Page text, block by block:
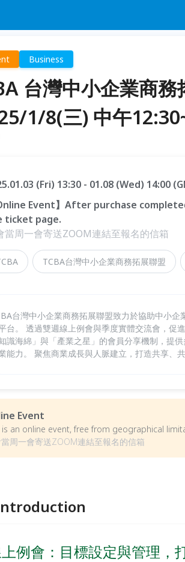
Business
台灣中小企業商
1/8(三) 中午
(Fri) 13:30 - 01.08 (Wed) 14:00
Online Event】After purchase
ticket page.
當周一會寄送ZOOM連結至報名的信箱
TCBA台灣中小企業商務拓展聯盟
台灣中小企業商務拓展聯盟致力於協助中小
台。 透過雙週線上例會與季度實體交流會，促
知識海綿」與「產業之星」的會員分享機制，提
能力。 聚焦商業成長與人脈建立，打造共享、
Event
is an online event, free from geographical
周一會寄送ZOOM連結至報名的信箱
上例會：目標設定與管理